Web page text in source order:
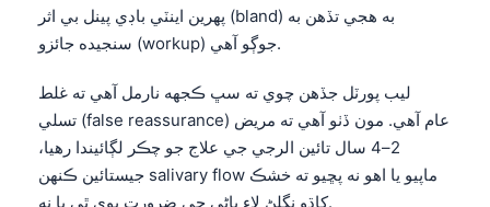
پهرين اينٽي باڊي پينل بي اثر (bland) به هجي تڏهن به
سنجيده جائزو (workup) جوڳو آهي.
ليب پورٽل جڏهن چوي ته سڀ ڪجهه نارمل آهي ته غلط
تسلي (false reassurance) عام آهي. مون ڏٺو آهي ته مريض
2–4 سال تائين الرجي جي علاج جو چڪر لڳائيندا رهيا،
جيستائين ڪنهن salivary flow ماپيو يا اهو نه پڇيو ته خشڪ
کاڌو نگلڻ لاءِ پاڻي جي ضرورت پوي ٿي يا نه.